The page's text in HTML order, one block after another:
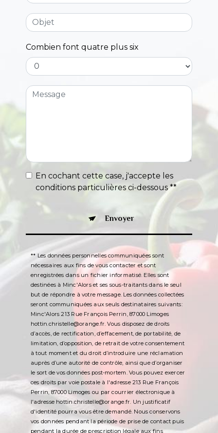
Combien font quatre plus six
En cochant cette case, j'accepte les
conditions particulières ci-dessous **
Envoyer
** Les données personnelles communiquées sont
nécessaires aux fins de vous contacter et sont
enregistrées dans un fichier informatisé. Elles sont
destinées à Minc'Alors et ses sous-traitants dans le seul
but de répondre à votre message. Les données collectées
seront communiquées aux seuls destinataires suivants:
Minc'Alors 213 Rue François Perrin, 87000 Limoges
hottin.christelle@orange.fr. Vous disposez de droits
d’accès, de rectification, d’effacement, de portabilité, de
limitation, d’opposition, de retrait de votre consentement
à tout moment et du droit d’introduire une réclamation
auprès d’une autorité de contrôle, ainsi que d’organiser
le sort de vos données post-mortem. Vous pouvez exercer
ces droits par voie postale à l'adresse 213 Rue François
Perrin, 87000 Limoges ou par courrier électronique à
l'adresse hottin.christelle@orange.fr. Un justificatif
d'identité pourra vous être demandé. Nous conservons
vos données pendant la période de prise de contact puis
pendant la durée de prescription légale aux fins